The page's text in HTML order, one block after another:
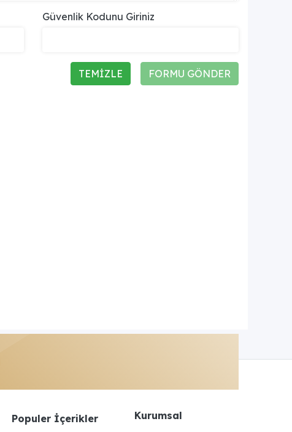
Güvenlik Kodunu Giriniz
FORMU GÖNDER
TEMİZLE
Populer İçerikler Kurumsal